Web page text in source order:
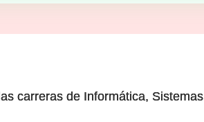
carreras de Informática,